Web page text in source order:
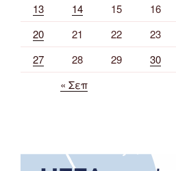
13
14 15 16
20
21 22 23
27
28 29 30
« Σεπ